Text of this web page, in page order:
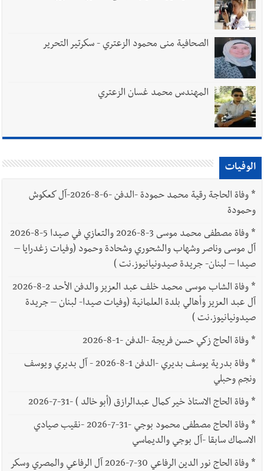
الصحافية منى محمود الزعتري - سكرتير التحرير
المهندس محمد غسان الزعتري
الوفيات
*
وفاة الحاجة رقية محمد حمودة -الدفن -6-8-2026-آل كعكوش
وحمودة
*
وفاة مصطفى محمد موسى 3-8-2026 والتعازي في صيدا 5-8-2026
آل موسى وناصر وشهاب والشحوري وشحادة وحمود (وفيات زغدرايا –
صيدا – لبنان- جريدة صيدونيانيوز.نت )
*
وفاة الشاب موسى محمد خلف عبد العزيز والدفن الأحد 2-8-2026
آل عبد العزيز وأهالي بلدة العلمانية (وفيات صيدا- لبنان – جريدة
صيدونيانيوز.نت )
*وفاة الحاج زكي حسن فريجة -الدفن -1-8-2026
*
وفاة بدرية يوسف بديري -الدفن 1-8-2026 - آل بديري ويوسف
ونجم وحبلي
*وفاة الحاج الاستاذ خير كمال عبدالرازق (أبو خالد ) -31-7-2026
*
وفاة الحاج مصطفى محمود بوجي -31-7-2026 -نقيب صيادي
الاسماك سابقا -آل بوجي والديماسي
*
وفاة الحاج نور الدين الرفاعي 30-7-2026 آل الرفاعي والمصري وسكر